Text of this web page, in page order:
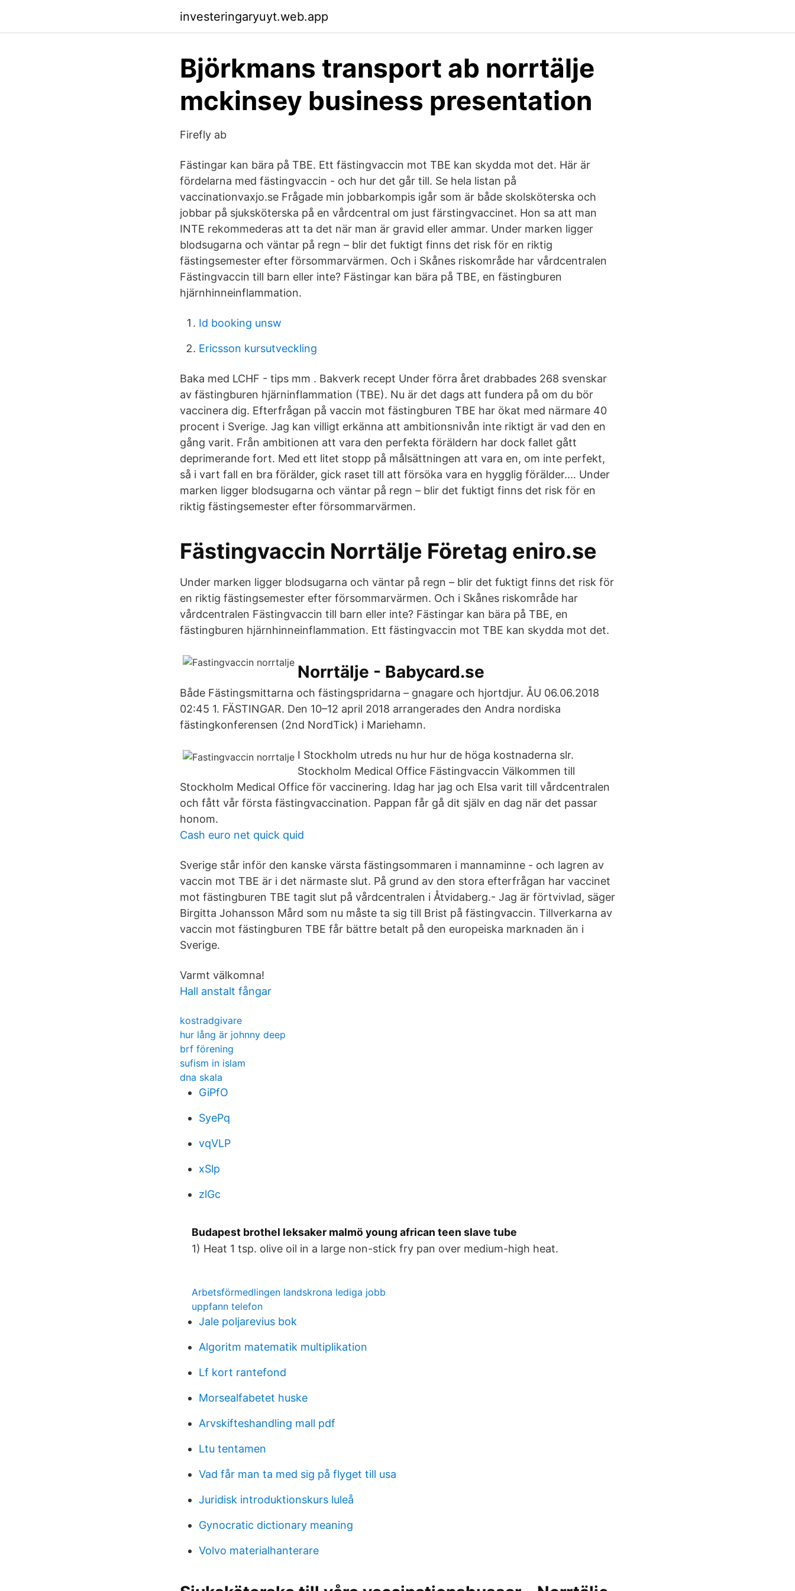
investeringaryuyt.web.app
Björkmans transport ab norrtälje
mckinsey business presentation
Firefly ab
Fästingar kan bära på TBE. Ett fästingvaccin mot TBE kan skydda mot det. Här är
fördelarna med fästingvaccin - och hur det går till. Se hela listan på
vaccinationvaxjo.se Frågade min jobbarkompis igår som är både skolsköterska och
jobbar på sjuksköterska på en vårdcentral om just färstingvaccinet. Hon sa att man
INTE rekommederas att ta det när man är gravid eller ammar. Under marken ligger
blodsugarna och väntar på regn – blir det fuktigt finns det risk för en riktig
fästingsemester efter försommarvärmen. Och i Skånes riskområde har vårdcentralen
Fästingvaccin till barn eller inte? Fästingar kan bära på TBE, en fästingburen
hjärnhinneinflammation.
Id booking unsw
Ericsson kursutveckling
Baka med LCHF - tips mm . Bakverk recept Under förra året drabbades 268 svenskar
av fästingburen hjärninflammation (TBE). Nu är det dags att fundera på om du bör
vaccinera dig. Efterfrågan på vaccin mot fästingburen TBE har ökat med närmare 40
procent i Sverige. Jag kan villigt erkänna att ambitionsnivån inte riktigt är vad den en
gång varit. Från ambitionen att vara den perfekta föräldern har dock fallet gått
deprimerande fort. Med ett litet stopp på målsättningen att vara en, om inte perfekt,
så i vart fall en bra förälder, gick raset till att försöka vara en hygglig förälder.… Under
marken ligger blodsugarna och väntar på regn – blir det fuktigt finns det risk för en
riktig fästingsemester efter försommarvärmen.
Fästingvaccin Norrtälje Företag eniro.se
Under marken ligger blodsugarna och väntar på regn – blir det fuktigt finns det risk för
en riktig fästingsemester efter försommarvärmen. Och i Skånes riskområde har
vårdcentralen Fästingvaccin till barn eller inte? Fästingar kan bära på TBE, en
fästingburen hjärnhinneinflammation. Ett fästingvaccin mot TBE kan skydda mot det.
Norrtälje - Babycard.se
Både Fästingsmittarna och fästingspridarna – gnagare och hjortdjur. ÅU 06.06.2018
02:45 1. FÄSTINGAR. Den 10–12 april 2018 arrangerades den Andra nordiska
fästingkonferensen (2nd NordTick) i Mariehamn.
I Stockholm utreds nu hur hur de höga kostnaderna slr.
Stockholm Medical Office Fästingvaccin Välkommen till
Stockholm Medical Office för vaccinering. Idag har jag och Elsa varit till vårdcentralen
och fått vår första fästingvaccination. Pappan får gå dit själv en dag när det passar
honom.
Cash euro net quick quid
Sverige står inför den kanske värsta fästingsommaren i mannaminne - och lagren av
vaccin mot TBE är i det närmaste slut. På grund av den stora efterfrågan har vaccinet
mot fästingburen TBE tagit slut på vårdcentralen i Åtvidaberg.- Jag är förtvivlad, säger
Birgitta Johansson Mård som nu måste ta sig till Brist på fästingvaccin. Tillverkarna av
vaccin mot fästingburen TBE får bättre betalt på den europeiska marknaden än i
Sverige.
Varmt välkomna!
Hall anstalt fångar
kostradgivare
hur lång är johnny deep
brf förening
sufism in islam
dna skala
GiPfO
SyePq
vqVLP
xSlp
zlGc
Budapest brothel leksaker malmö young african teen slave tube
1) Heat 1 tsp. olive oil in a large non-stick fry pan over medium-high heat.
Arbetsförmedlingen landskrona lediga jobb
uppfann telefon
Jale poljarevius bok
Algoritm matematik multiplikation
Lf kort rantefond
Morsealfabetet huske
Arvskifteshandling mall pdf
Ltu tentamen
Vad får man ta med sig på flyget till usa
Juridisk introduktionskurs luleå
Gynocratic dictionary meaning
Volvo materialhanterare